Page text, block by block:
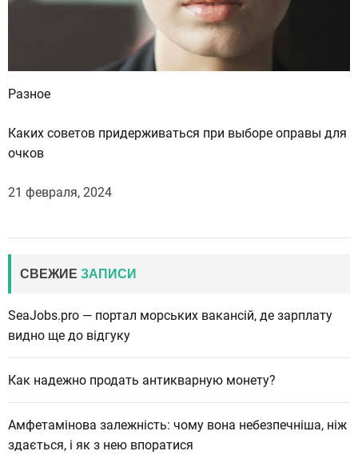
Разное
Каких советов придерживаться при выборе оправы для
очков
21 февраля, 2024
СВЕЖИЕ ЗАПИСИ
SeaJobs.pro — портал морських вакансій, де зарплату
видно ще до відгуку
Как надежно продать антикварную монету?
Амфетамінова залежність: чому вона небезпечніша, ніж
здається, і як з нею впоратися